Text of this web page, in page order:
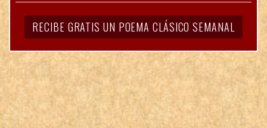
RECIBE GRATIS UN POEMA CLÁSICO SEMANAL